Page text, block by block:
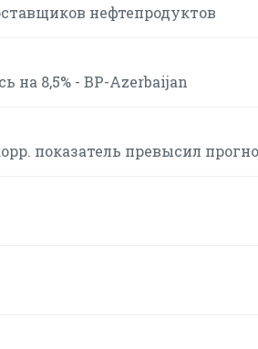
нефтепродуктов
на 8,5% - BP-Azerbaijan
показатель превысил